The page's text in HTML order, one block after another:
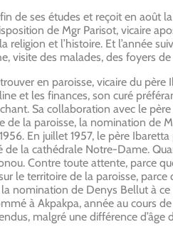
de ses études et reçoit en août
de Mgr Parisot, vicaire
et l’histoire. Et l’année
visite des malades, des foyers
en paroisse, vicaire du
et les finances, son curé
Sa collaboration avec le
de la paroisse, la nomination de
En juillet 1957, le père Ibaretta
la cathédrale Notre-Dame.
Contre toute attente, parce
le territoire de la paroisse,
nomination de Denys Bellut à
à Akpakpa, année au cours
malgré une différence d’âge